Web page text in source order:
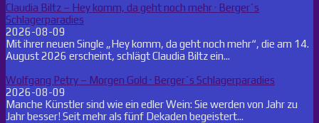
Claudia Biltz – Hey komm, da geht noch mehr · Berger´s
Schlagerparadies
2026-08-09
Mit ihrer neuen Single „Hey komm, da geht noch mehr“, die am 14.
August 2026 erscheint, schlägt Claudia Biltz ein...
Wolfgang Petry – Morgen Gold · Berger´s Schlagerparadies
2026-08-09
Manche Künstler sind wie ein edler Wein: Sie werden von Jahr zu
Jahr besser! Seit mehr als fünf Dekaden begeistert...